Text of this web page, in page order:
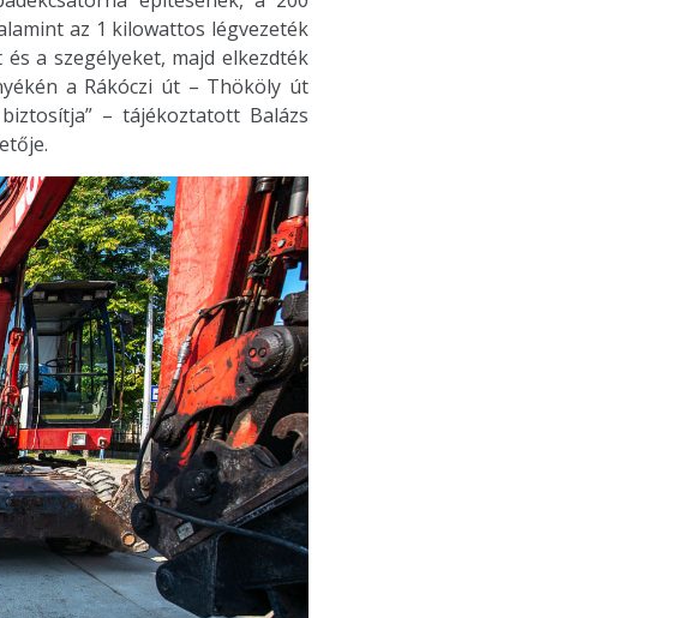
az 1 kilowattos légvezeték
a szegélyeket, majd elkezdték
a Rákóczi út – Thököly út
– tájékoztatott Balázs